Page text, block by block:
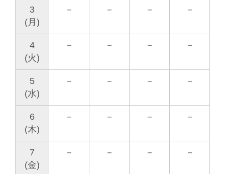
3
(月)
－ － － －
4
(火)
－ － － －
5
(水)
－ － － －
6
(木)
－ － － －
7
(金)
－ － － －